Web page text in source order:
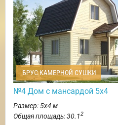
БРУС КАМЕРНОЙ СУШКИ
№4 Дом с мансардой 5х4
Размер: 5х4 м
Общая площадь: 30.12